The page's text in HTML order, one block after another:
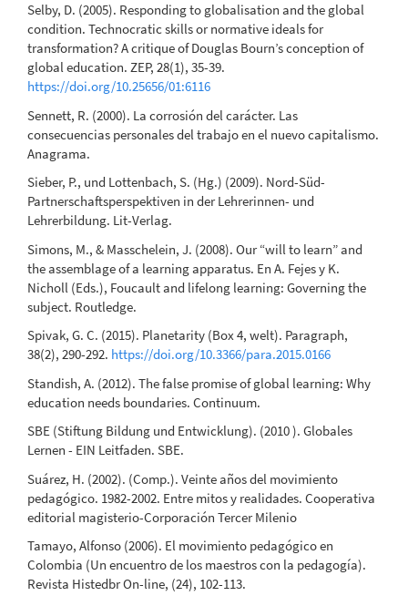
Selby, D. (2005). Responding to globalisation and the global
condition. Technocratic skills or normative ideals for
transformation? A critique of Douglas Bourn’s conception of
global education. ZEP, 28(1), 35-39.
https://doi.org/10.25656/01:6116
Sennett, R. (2000). La corrosión del carácter. Las
consecuencias personales del trabajo en el nuevo capitalismo.
Anagrama.
Sieber, P., und Lottenbach, S. (Hg.) (2009). Nord-Süd-
Partnerschaftsperspektiven in der Lehrerinnen- und
Lehrerbildung. Lit-Verlag.
Simons, M., & Masschelein, J. (2008). Our “will to learn” and
the assemblage of a learning apparatus. En A. Fejes y K.
Nicholl (Eds.), Foucault and lifelong learning: Governing the
subject. Routledge.
Spivak, G. C. (2015). Planetarity (Box 4, welt). Paragraph,
38(2), 290-292. https://doi.org/10.3366/para.2015.0166
Standish, A. (2012). The false promise of global learning: Why
education needs boundaries. Continuum.
SBE (Stiftung Bildung und Entwicklung). (2010 ). Globales
Lernen - EIN Leitfaden. SBE.
Suárez, H. (2002). (Comp.). Veinte años del movimiento
pedagógico. 1982-2002. Entre mitos y realidades. Cooperativa
editorial magisterio-Corporación Tercer Milenio
Tamayo, Alfonso (2006). El movimiento pedagógico en
Colombia (Un encuentro de los maestros con la pedagogía).
Revista Histedbr On-line, (24), 102-113.